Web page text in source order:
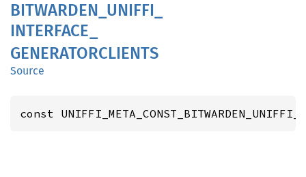
BITWARDEN_ UNIFFI_
INTERFACE_
GENERATORCLIENTS
Source
const